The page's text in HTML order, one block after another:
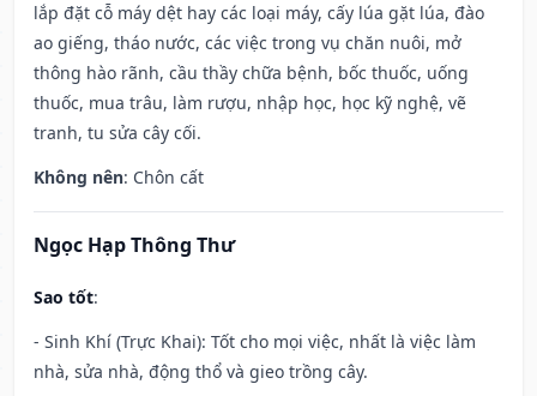
lắp đặt cỗ máy dệt hay các loại máy, cấy lúa gặt lúa, đào
ao giếng, tháo nước, các việc trong vụ chăn nuôi, mở
thông hào rãnh, cầu thầy chữa bệnh, bốc thuốc, uống
thuốc, mua trâu, làm rượu, nhập học, học kỹ nghệ, vẽ
tranh, tu sửa cây cối.
Không nên: Chôn cất
Ngọc Hạp Thông Thư
Sao tốt:
- Sinh Khí (Trực Khai): Tốt cho mọi việc, nhất là việc làm
nhà, sửa nhà, động thổ và gieo trồng cây.